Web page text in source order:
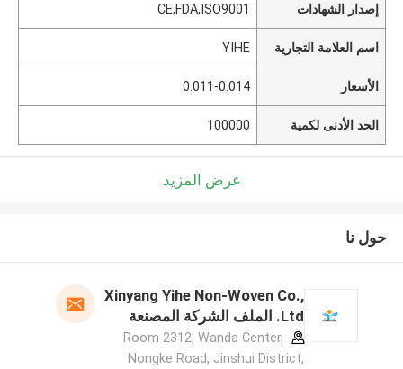
إصدار الشهادات CE,FDA,ISO9001
اسم العلامة التجارية YIHE
الأسعار 0.011-0.014
الحد الأدنى لكمية 100000
عرض المزيد
حول نا
Xinyang Yihe Non-Woven Co.,
Ltd. الملف الشركة المصنعة
Room 2312, Wanda Center,
Nongke Road, Jinshui District,